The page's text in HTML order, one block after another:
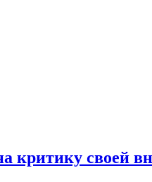
критику своей